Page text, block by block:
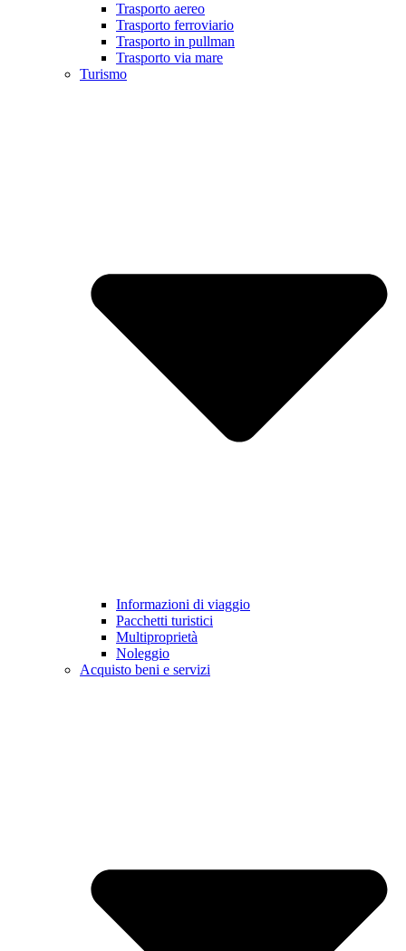
Trasporto aereo
Trasporto ferroviario
Trasporto in pullman
Trasporto via mare
Turismo
Informazioni di viaggio
Pacchetti turistici
Multiproprietà
Noleggio
Acquisto beni e servizi